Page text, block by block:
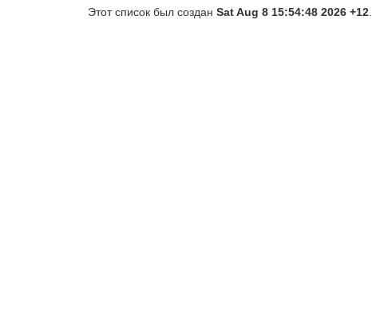
Этот список был создан Sat Aug 8 15:54:48 2026 +12